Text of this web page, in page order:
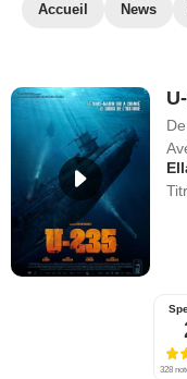
Accueil News
De
328